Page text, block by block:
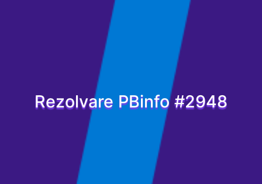
Rezolvare PBinfo #2948